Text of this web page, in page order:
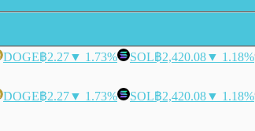
DOGE฿2.27▼ 1.73% SOL฿2,420.08▼ 1.18%
DOGE฿2.27▼ 1.73% SOL฿2,420.08▼ 1.18%